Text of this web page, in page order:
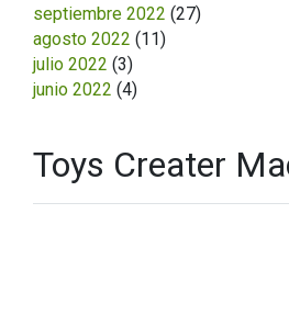
septiembre 2022 (27)
agosto 2022 (11)
julio 2022 (3)
junio 2022 (4)
Toys Creater